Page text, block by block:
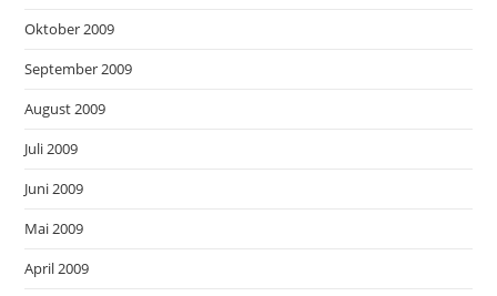
Oktober 2009
September 2009
August 2009
Juli 2009
Juni 2009
Mai 2009
April 2009